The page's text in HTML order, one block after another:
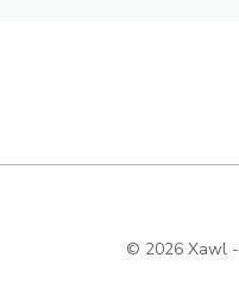
© 2026 Xawl -